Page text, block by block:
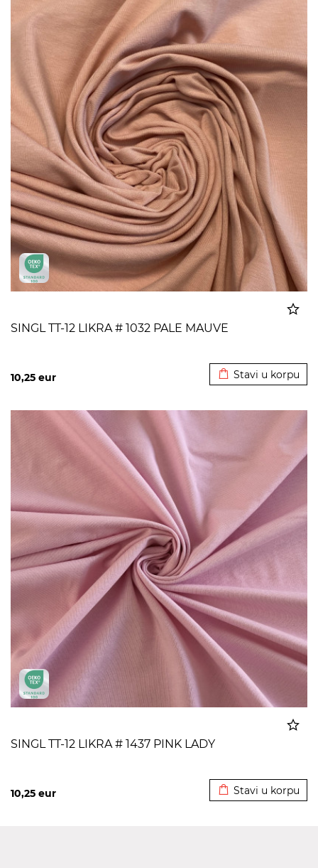
SINGL TT-12 LIKRA # 1032 PALE MAUVE
10,25 eur Stavi u korpu
SINGL TT-12 LIKRA # 1437 PINK LADY
10,25 eur Stavi u korpu